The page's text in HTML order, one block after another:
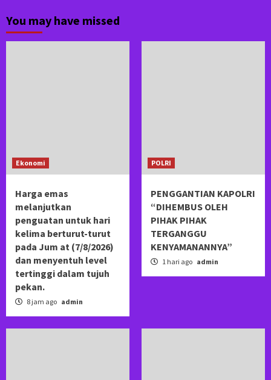
You may have missed
Ekonomi
Harga emas
melanjutkan
penguatan untuk hari
kelima berturut-turut
pada Jum at (7/8/2026)
dan menyentuh level
tertinggi dalam tujuh
pekan.
8 jam ago admin
POLRI
PENGGANTIAN KAPOLRI
“DIHEMBUS OLEH
PIHAK PIHAK
TERGANGGU
KENYAMANANNYA”
1 hari ago admin